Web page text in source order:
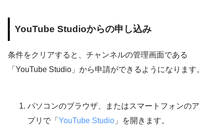
YouTube Studioからの申し込み
条件をクリアすると、チャンネルの管理画面である
「YouTube Studio」から申請ができるようになります。
パソコンのブラウザ、またはスマートフォンのア
プリで「 YouTube Studio 」を開きます。